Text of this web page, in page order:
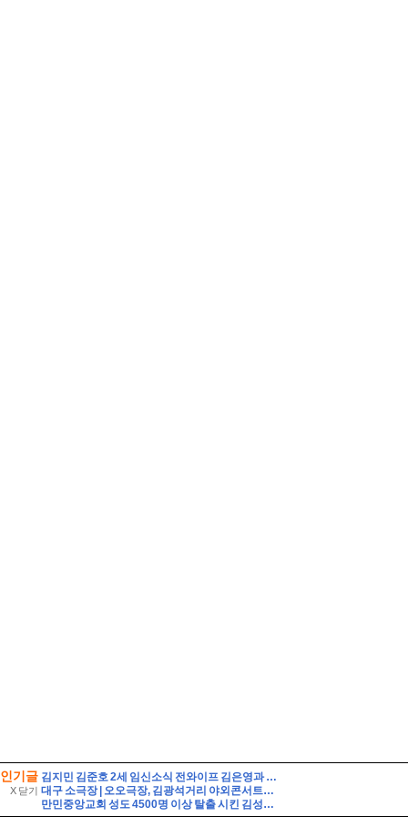
인기글
X 닫기
김지민 김준호 2세 임신소식 전와이프 김은영과 자녀는?
대구 소극장 | 오오극장, 김광석거리 야외콘서트홀, 아트플러스씨어터, 송죽씨어터, 여우별아트홀
만민중앙교회 성도 4500명 이상 탈출 시킨 김성훈전도사 활약